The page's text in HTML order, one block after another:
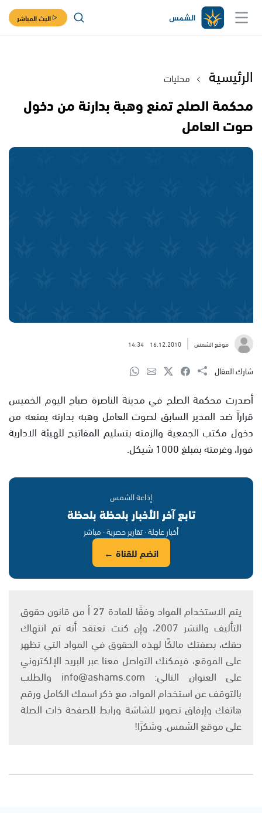
البث المباشر
الرئيسية محليات
محكمة الصلح تمنع وهبة بدارنة من دخول
صوت العامل
موقع الشمس 16.12.2010
14:34
شارك المقال
أصدرت محكمة الصلح في مدينة الناصرة صباح اليوم الخميس
قراراً ضد المدير السابق لصوت العامل وهبه بدارنه يمنعه من
دخول مكتب الجمعية والزمته بتسليم المفاتيح للهيئة الادارية
فورا، وغرمته بمبلغ 1000 شيكل.
إذاعة الشمس
تابع آخر الأخبار بلحظة بلحظة
أخبار عاجلة · تقارير حصرية · مباشر
انضم للقناة ←
يتم الاستخدام المواد وفقًا للمادة 27 أ من قانون حقوق
التأليف والنشر 2007، وإن كنت تعتقد أنه تم انتهاك
حقك، بصفتك مالكًا لهذه الحقوق في المواد التي تظهر
على الموقع، فيمكنك التواصل معنا عبر البريد الإلكتروني
على العنوان التالي: info@ashams.com والطلب
بالتوقف عن استخدام المواد، مع ذكر اسمك الكامل ورقم
هاتفك وإرفاق تصوير للشاشة ورابط للصفحة ذات الصلة
على موقع الشمس. وشكرًا!